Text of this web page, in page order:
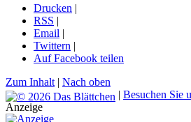
Drucken |
RSS |
Email |
Twittern |
Auf Facebook teilen
Zum Inhalt | Nach oben
| Besuchen Sie
Anzeige